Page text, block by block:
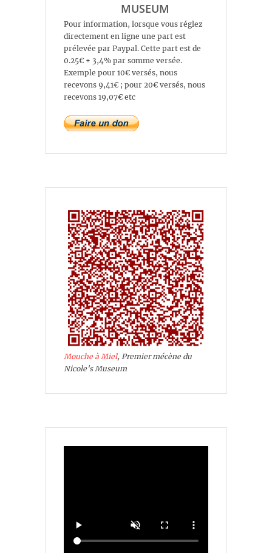
MUSEUM
Pour information, lorsque vous réglez
directement en ligne une part est
prélevée par Paypal. Cette part est de
0.25€ + 3,4% par somme versée.
Exemple pour 10€ versés, nous
recevons 9,41€ ; pour 20€ versés, nous
recevons 19,07€ etc
Mouche à Miel, Premier mécène du
Nicole's Museum